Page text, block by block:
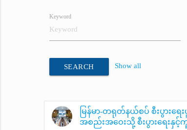
Keyword
SEARCH Show all
မြန်မာ-တရုတ်နယ်စပ် စီးပွား
အစည်းအဝေးသို့ စီးပွားရေးနှင့်